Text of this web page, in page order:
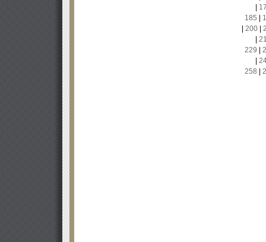
185
200|
229
258